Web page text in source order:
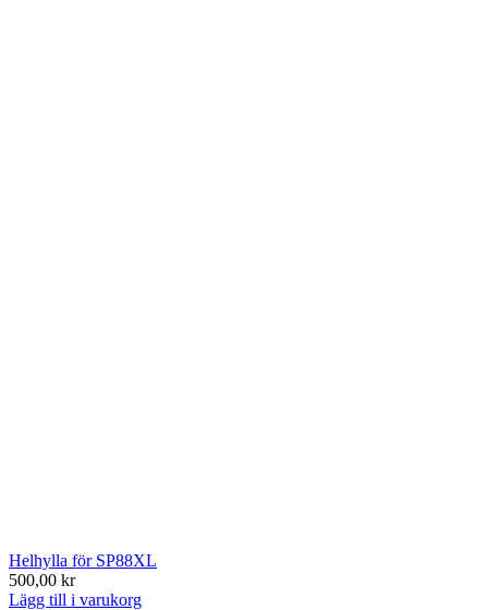
Helhylla för SP88XL
500,00 kr
Lägg till i varukorg